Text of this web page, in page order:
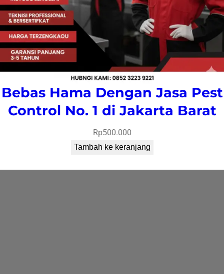
Bebas Hama Dengan Jasa Pest
Control No. 1 di Jakarta Barat
Rp500.000
Tambah ke keranjang